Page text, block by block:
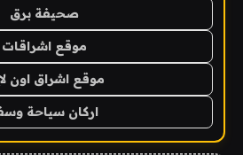
صحيفة برق
موقع اشراقات
موقع اشراق اون
اركان سياحة